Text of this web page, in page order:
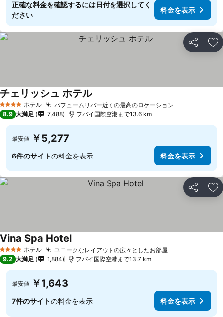
正確な料金を確認するには日付を選択してく
ださい
料金を表示
シェア お
4 ホテルのランク
ホテル パフュームリバー近くの最高のロケーション
チェリッシュ ホテル
8.9 大満足 7,488 フバイ国際空港まで13.6 km
最安値 ￥5,277
6件のサイトの料金を表示 料金を表示
シェア お
4 ホテルのランク
ホテル ユニークなレイアウトの広々としたお部屋料金を表示
Vina Spa Hotel料金を表示
9.2 大満足 1,884 フバイ国際空港まで13.7 km
最安値 ￥1,643
7件のサイトの料金を表示 料金を表示